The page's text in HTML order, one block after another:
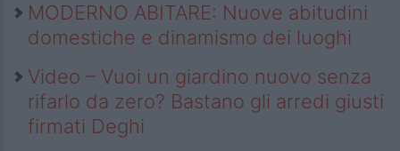
MODERNO ABITARE: Nuove abitudini
domestiche e dinamismo dei luoghi
Video – Vuoi un giardino nuovo senza
rifarlo da zero? Bastano gli arredi giusti
firmati Deghi